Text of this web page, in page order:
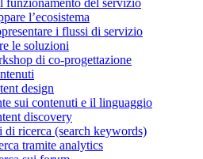
l’ecosistema
i flussi di servizio
le soluzioni
di co-progettazione
design
sui contenuti e il linguaggio
discovery
di ricerca (search keywords)
tramite analytics